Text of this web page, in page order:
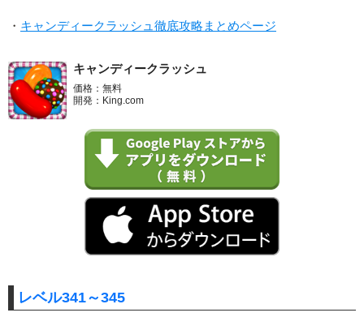
・ キャンディークラッシュ徹底攻略まとめページ
キャンディークラッシュ
価格：無料
開発：King.com
レベル341～345